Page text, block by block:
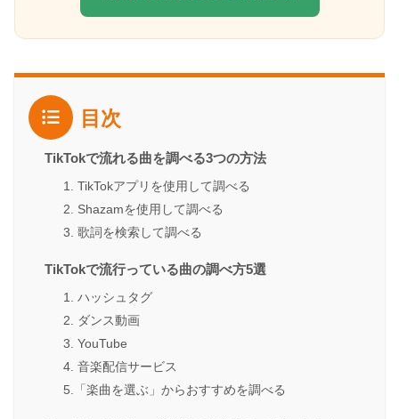
目次
TikTokで流れる曲を調べる3つの方法
1. TikTokアプリを使用して調べる
2. Shazamを使用して調べる
3. 歌詞を検索して調べる
TikTokで流行っている曲の調べ方5選
1. ハッシュタグ
2. ダンス動画
3. YouTube
4. 音楽配信サービス
5.「楽曲を選ぶ」からおすすめを調べる